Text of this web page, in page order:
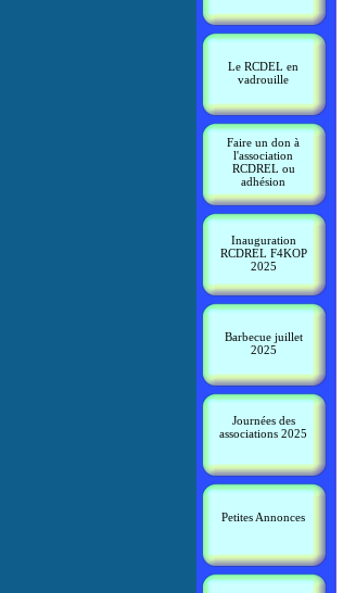
Le RCDEL en
vadrouille
Faire un don à
l'association
RCDREL ou
adhésion
Inauguration
RCDREL F4KOP
2025
Barbecue juillet
2025
Journées des
associations 2025
Petites Annonces